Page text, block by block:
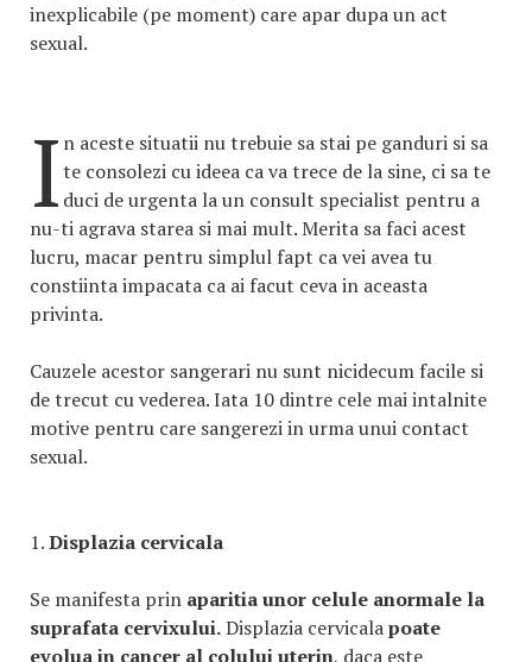
inexplicabile (pe moment) care apar dupa un act
sexual.
I n aceste situatii nu trebuie sa stai pe ganduri si sa
te consolezi cu ideea ca va trece de la sine, ci sa te
duci de urgenta la un consult specialist pentru a
nu-ti agrava starea si mai mult. Merita sa faci acest
lucru, macar pentru simplul fapt ca vei avea tu
constiinta impacata ca ai facut ceva in aceasta
privinta.
Cauzele acestor sangerari nu sunt nicidecum facile si
de trecut cu vederea. Iata 10 dintre cele mai intalnite
motive pentru care sangerezi in urma unui contact
sexual.
1.Displazia cervicala
Se manifesta prin aparitia unor celule anormale la
suprafata cervixului.Displazia cervicalapoate
evolua in cancer al colului uterin, daca este